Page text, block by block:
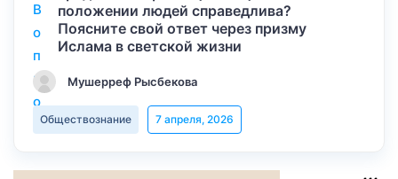
положении людей справедлива?
Поясните свой ответ через призму
Ислама в светской жизни
Мушерреф Рысбекова
Обществознание 7 апреля, 2026